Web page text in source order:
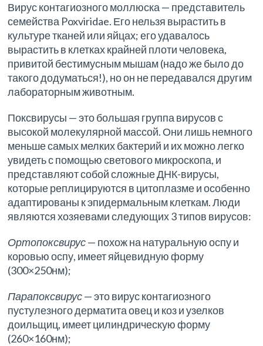
Вирус контагиозного моллюска — представитель
семейства Poxviridae. Его нельзя вырастить в
культуре тканей или яйцах; его удавалось
вырастить в клетках крайней плоти человека,
привитой бестимусным мышам (надо же было до
такого додуматься!), но он не передавался другим
лабораторным животным.
Поксвирусы — это большая группа вирусов с
высокой молекулярной массой. Они лишь немного
меньше самых мелких бактерий и их можно легко
увидеть с помощью светового микроскопа, и
представляют собой сложные ДНК-вирусы,
которые реплицируются в цитоплазме и особенно
адаптированы к эпидермальным клеткам. Люди
являются хозяевами следующих 3 типов вирусов:
Ортопоксвирус— похож на натуральную оспу и
коровью оспу, имеет яйцевидную форму
(300×250нм);
Парапоксвирус— это вирус контагиозного
пустулезного дерматита овец и коз и узелков
доильщиц, имеет цилиндрическую форму
(260×160нм);